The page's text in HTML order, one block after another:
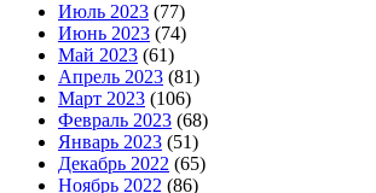
Июль 2023 (77)
Июнь 2023 (74)
Май 2023 (61)
Апрель 2023 (81)
Март 2023 (106)
Февраль 2023 (68)
Январь 2023 (51)
Декабрь 2022 (65)
Ноябрь 2022 (86)